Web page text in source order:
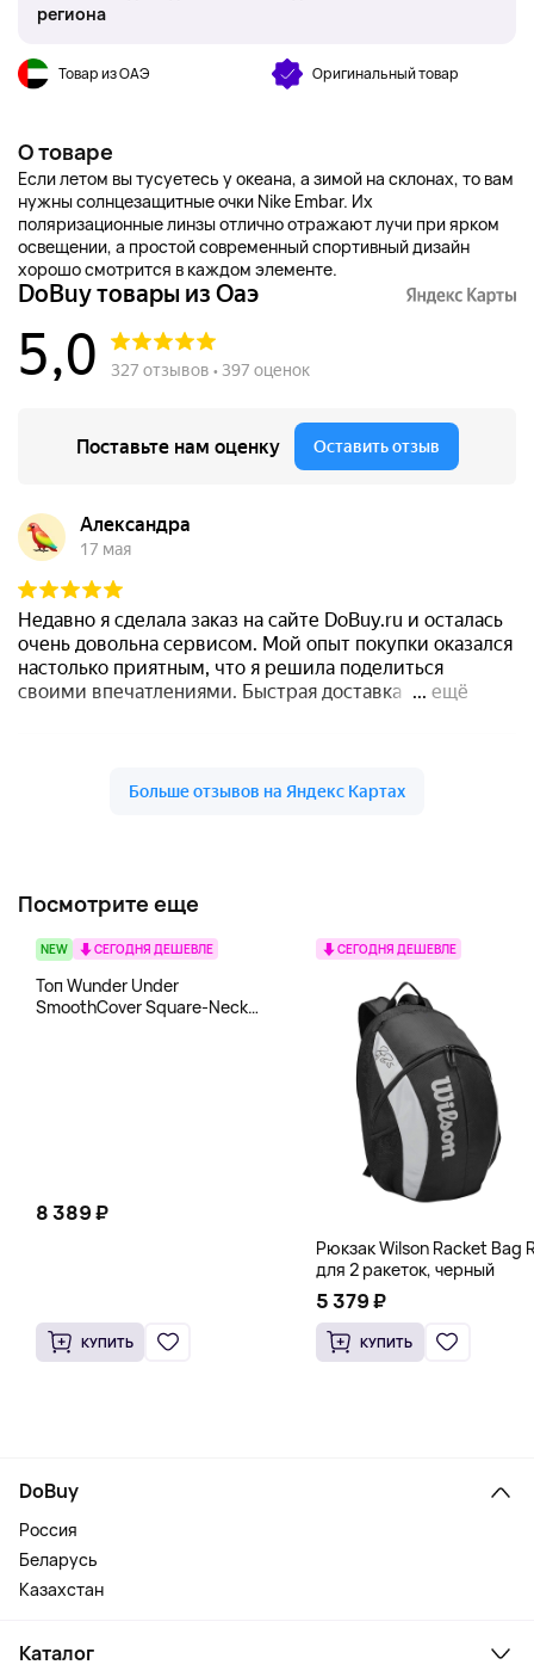
региона
Товар из ОАЭ Оригинальный товар
О товаре
Если летом вы тусуетесь у океана, а зимой на склонах, то вам
нужны солнцезащитные очки Nike Embar. Их
поляризационные линзы отлично отражают лучи при ярком
освещении, а простой современный спортивный дизайн
хорошо смотрится в каждом элементе.
Посмотрите еще
NEW СЕГОДНЯ ДЕШЕВЛЕ
Топ Wunder Under
SmoothCover Square-Neck
8 389 ₽
КУПИТЬ
СЕГОДНЯ ДЕШЕВЛЕ
Рюкзак Wilson Racket Bag
для 2 ракеток, черный
5 379 ₽
КУПИТЬ
DoBuy
Россия
Беларусь
Казахстан
Каталог